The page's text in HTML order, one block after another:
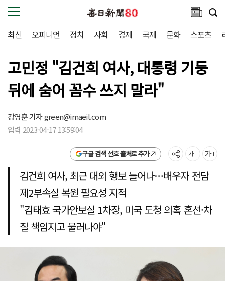
최신 오피니언 정치 사회 경제 국제 문화 스포츠
고민정 "김건희 여사, 대통령 기둥
뒤에 숨어 꼼수 쓰지 말라"
강영훈 기자green@imaeil.com
입력 2023-04-17 13:59:04
구글 검색 선호 출처로 추가
김건희 여사, 최근 대외 행보 늘어나…배우자 전담
제2부속실 복원 필요성 지적
"김태효 국가안보실 1차장, 미국 도청 의혹 혼선·차
질 책임지고 물러나야"